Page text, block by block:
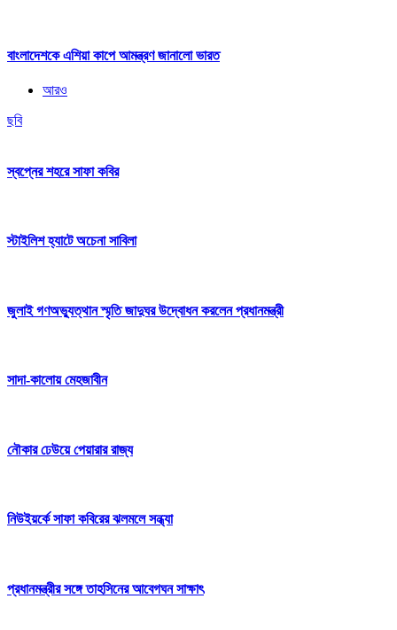
বাংলাদেশকে এশিয়া কাপে আমন্ত্রণ জানালো ভারত
আরও
ছবি
স্বপ্নের শহরে সাফা কবির
স্টাইলিশ হ্যাটে অচেনা সাবিলা
জুলাই গণঅভ্যুত্থান স্মৃতি জাদুঘর উদ্বোধন করলেন প্রধানমন্ত্রী
সাদা-কালোয় মেহজাবীন
নৌকার ঢেউয়ে পেয়ারার রাজ্য
নিউইয়র্কে সাফা কবিরের ঝলমলে সন্ধ্যা
প্রধানমন্ত্রীর সঙ্গে তাহসিনের আবেগঘন সাক্ষাৎ